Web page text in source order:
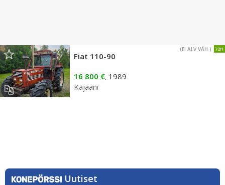
72H
(EI ALV VÄH.)
Fiat 110-90
16 800 €, 1989
Kajaani
Uutiset